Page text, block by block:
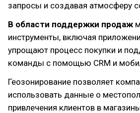
запросы и создавая атмосферу
В области поддержки продаж
инструменты, включая
упрощают процесс покупки и
команды с помощью CRM и
Геозонирование позволяет
использовать данные о
привлечения клиентов в